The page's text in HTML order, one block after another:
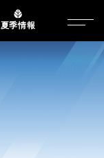
夏季情報